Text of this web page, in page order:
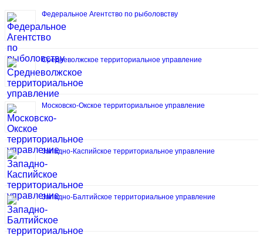
Федеральное Агентство по рыболовству
Средневолжское территориальное управление
Московско-Окское территориальное управление
Западно-Каспийское территориальное управление
Западно-Балтийское территориальное управление